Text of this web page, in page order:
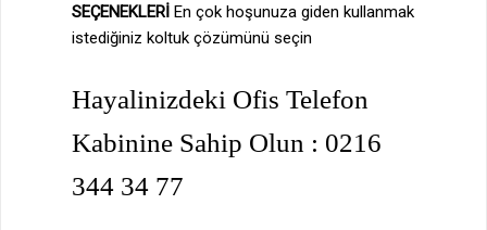
SEÇENEKLERİ En çok hoşunuza giden kullanmak
istediğiniz koltuk çözümünü seçin
Hayalinizdeki Ofis Telefon
Kabinine Sahip Olun : 0216
344 34 77